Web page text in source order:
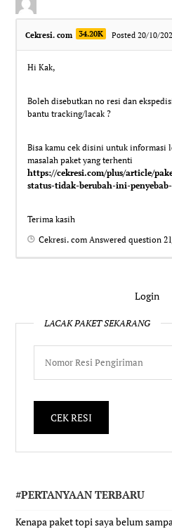
Cekresi. com 34.20K Posted 20/10/
Hi Kak,
Boleh disebutkan no resi dan
bantu tracking/lacak ?
Bisa kamu cek disini untuk informasi
masalah paket yang terhenti
https://cekresi.com/plus/article/
status-tidak-berubah-ini-
Terima kasih
Cekresi. com Answered question
Login
LACAK PAKET SEKARANG
#PERTANYAAN TERBARU
Kenapa paket topi saya belum